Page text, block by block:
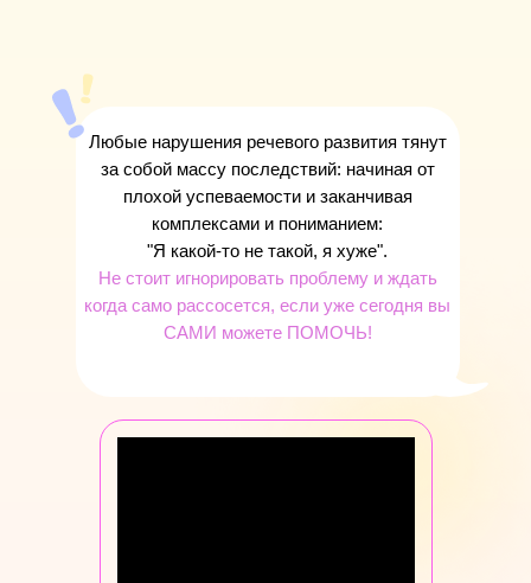
Любые нарушения речевого развития тянут
за собой массу последствий: начиная от
плохой успеваемости и заканчивая
комплексами и пониманием:
"Я какой-то не такой, я хуже".
Не стоит игнорировать проблему и ждать
когда само рассосется, если уже сегодня вы
САМИ можете ПОМОЧЬ!